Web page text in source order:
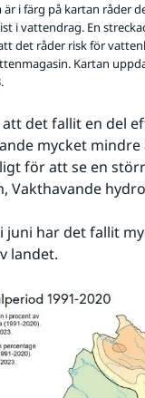
är i färg på kartan råder
i vattendrag. En
det råder risk för
Kartan
att det fallit en del
mycket mindre
för att se en
Vakthavande
juni har det fallit
landet.